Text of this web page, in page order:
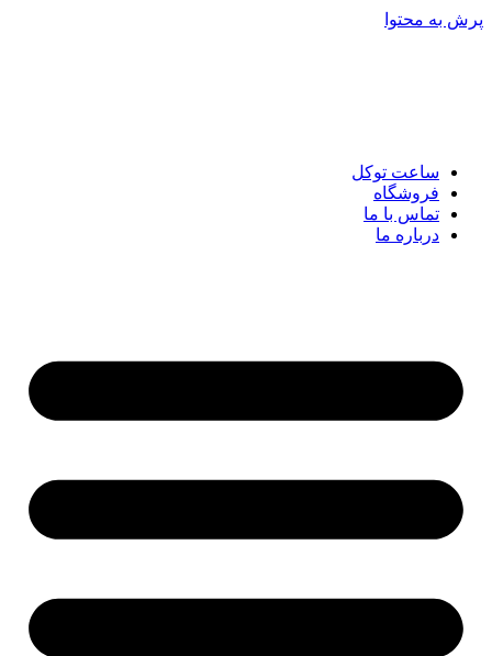
پرش به محتوا
ساعت توکل
فروشگاه
تماس با ما
درباره ما